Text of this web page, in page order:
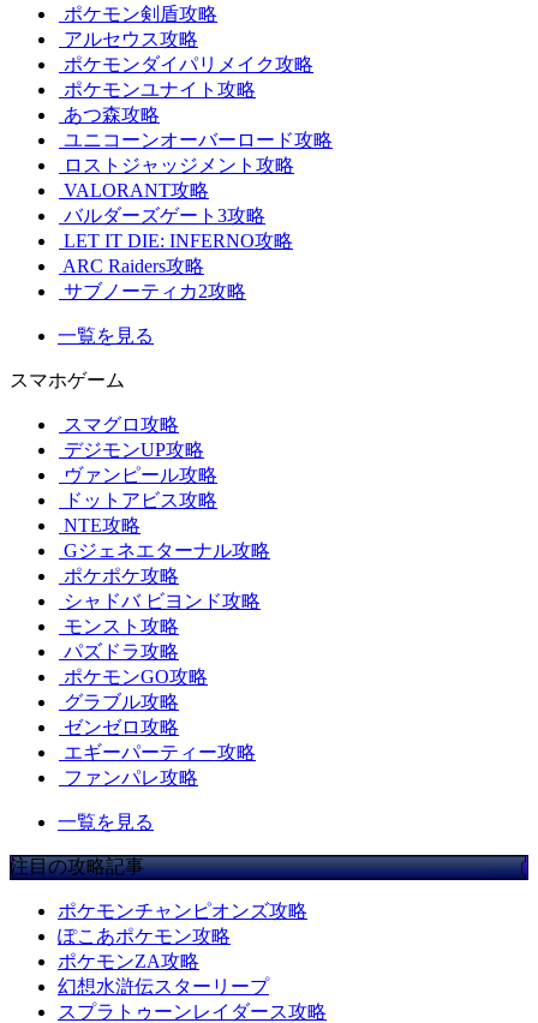
ポケモン剣盾攻略
アルセウス攻略
ポケモンダイパリメイク攻略
ポケモンユナイト攻略
あつ森攻略
ユニコーンオーバーロード攻略
ロストジャッジメント攻略
VALORANT攻略
バルダーズゲート3攻略
LET IT DIE: INFERNO攻略
ARC Raiders攻略
サブノーティカ2攻略
一覧を見る
スマホゲーム
スマグロ攻略
デジモンUP攻略
ヴァンピール攻略
ドットアビス攻略
NTE攻略
Gジェネエターナル攻略
ポケポケ攻略
シャドバ ビヨンド攻略
モンスト攻略
パズドラ攻略
ポケモンGO攻略
グラブル攻略
ゼンゼロ攻略
エギーパーティー攻略
ファンパレ攻略
一覧を見る
注目の攻略記事
ポケモンチャンピオンズ攻略
ぽこあポケモン攻略
ポケモンZA攻略
幻想水滸伝スターリープ
スプラトゥーンレイダース攻略